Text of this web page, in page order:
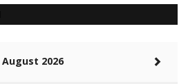
August 2026